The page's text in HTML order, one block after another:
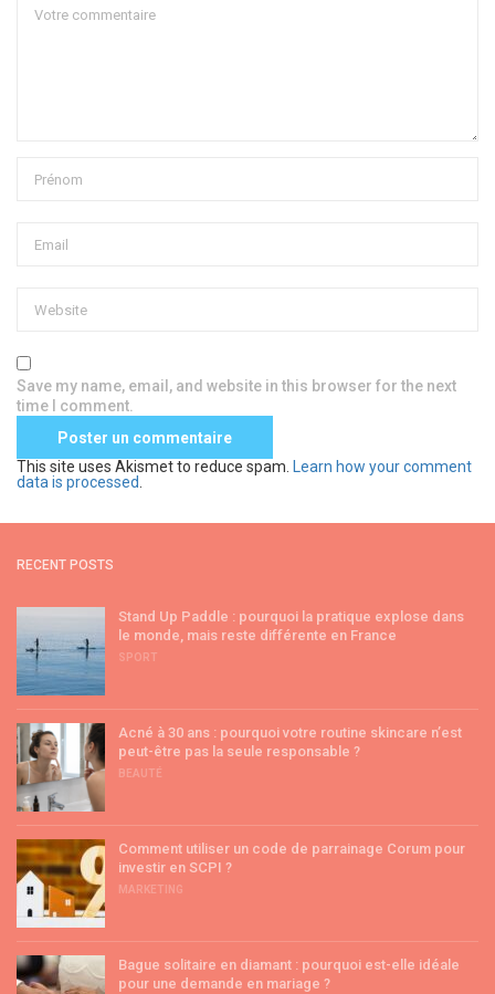
Save my name, email, and website in this browser for the next
time I comment.
This site uses Akismet to reduce spam. Learn how your comment
data is processed.
RECENT POSTS
Stand Up Paddle : pourquoi la pratique explose dans
le monde, mais reste différente en France
SPORT
Acné à 30 ans : pourquoi votre routine skincare n’est
peut-être pas la seule responsable ?
BEAUTÉ
Comment utiliser un code de parrainage Corum pour
investir en SCPI ?
MARKETING
Bague solitaire en diamant : pourquoi est-elle idéale
pour une demande en mariage ?